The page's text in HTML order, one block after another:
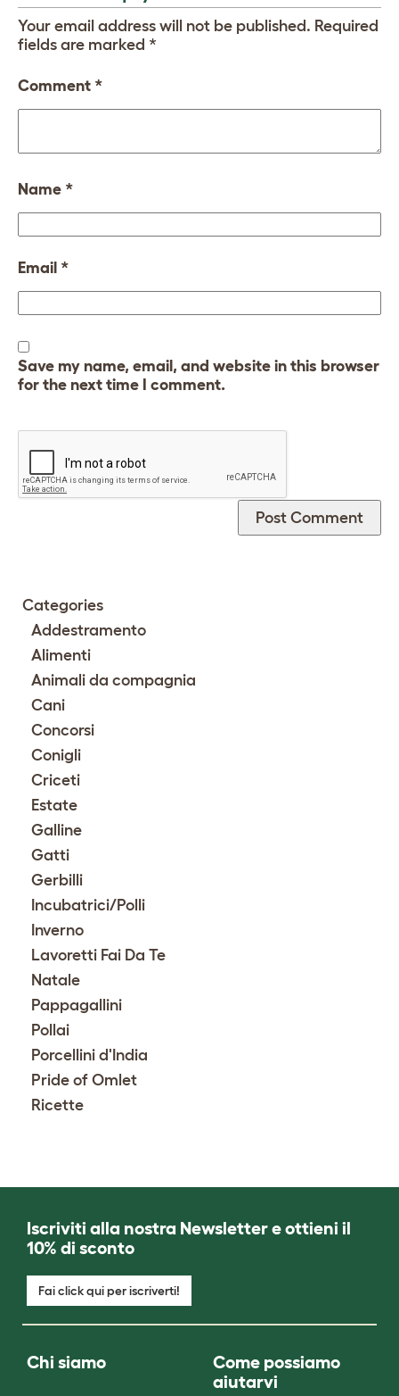
Your email address will not be published. Required
fields are marked *
Comment *
Name *
Email *
Save my name, email, and website in this browser
for the next time I comment.
Categories
Addestramento
Alimenti
Animali da compagnia
Cani
Concorsi
Conigli
Criceti
Estate
Galline
Gatti
Gerbilli
Incubatrici/Polli
Inverno
Lavoretti Fai Da Te
Natale
Pappagallini
Pollai
Porcellini d'India
Pride of Omlet
Ricette
Iscriviti alla nostra Newsletter e ottieni il
10% di sconto
Fai click qui per iscriverti!
Chi siamo
Come possiamo
aiutarvi